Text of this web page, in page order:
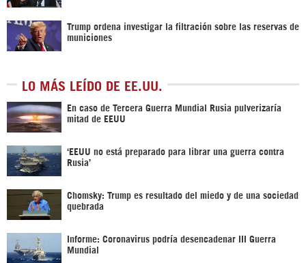
Trump ordena investigar la filtración sobre las reservas de
municiones
LO MÁS LEÍDO DE EE.UU.
En caso de Tercera Guerra Mundial Rusia pulverizaría
mitad de EEUU
‘EEUU no está preparado para librar una guerra contra
Rusia’
Chomsky: Trump es resultado del miedo y de una sociedad
quebrada
Informe: Coronavirus podría desencadenar III Guerra
Mundial